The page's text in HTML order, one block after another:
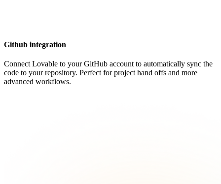
Github integration
Connect Lovable to your GitHub account to automatically sync the
code to your repository. Perfect for project hand offs and more
advanced workflows.